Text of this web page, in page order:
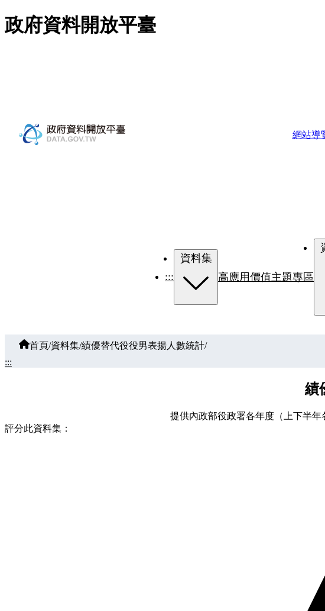
跳至主要內容
政府資料開放平臺
網站導
:::
資料集
高應用價值主題專區
首頁/資料集/績優替代役役男表揚人數統計/
:::
績
提供內政部役政署各年度（上下半
評分此資料集：